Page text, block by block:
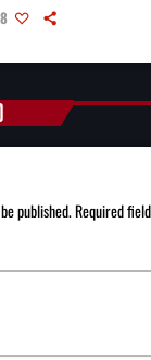
8
published. Required